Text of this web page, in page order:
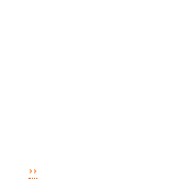
Volgende
››